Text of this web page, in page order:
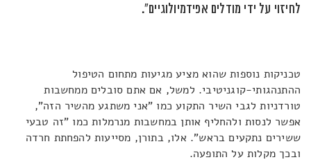
לחיזוי על ידי מודלים אפידמיולוגיים".
טכניקות נוספות שהוא מציע מגיעות מתחום הטיפול
ההתנהגותי-קוגניטיבי. למשל, אם אתם סובלים ממחשבות
טורדניות לגבי השיר התקוע כמו "אני משתגע מהשיר הזה",
אפשר לנסות ולהחליף אותן במחשבות מנרמלות כמו "זה טבעי
ששירים נתקעים בראש". אלו, בתורן, מסייעות להפחתת חרדה
ובכך מקלות על התופעה.